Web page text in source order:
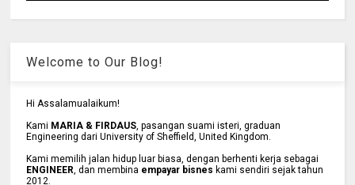
Welcome to Our Blog!
Hi Assalamualaikum!
Kami MARIA & FIRDAUS , pasangan suami isteri, graduan
Engineering dari University of Sheffield, United Kingdom.
Kami memilih jalan hidup luar biasa, dengan berhenti kerja sebagai
ENGINEER , dan membina empayar bisnes kami sendiri sejak tahun
2012.